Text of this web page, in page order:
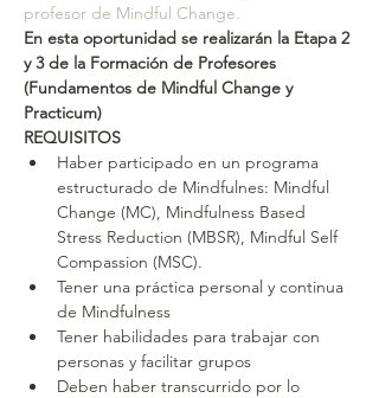
profesor de Mindful Change.
En esta oportunidad se realizarán la Etapa 2
y 3 de la Formación de Profesores
(Fundamentos de Mindful Change y
Practicum)
REQUISITOS
Haber participado en un programa
estructurado de Mindfulnes: Mindful
Change (MC), Mindfulness Based
Stress Reduction (MBSR), Mindful Self
Compassion (MSC).
Tener una práctica personal y continua
de Mindfulness
Tener habilidades para trabajar con
personas y facilitar grupos
Deben haber transcurrido por lo